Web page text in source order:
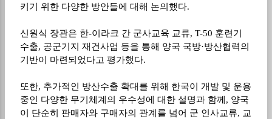
키기 위한 다양한 방안들에 대해 논의했다.
신원식 장관은 한-이라크 간 군사교육 교류, T-50 훈련기
수출, 공군기지 재건사업 등을 통해 양국 국방·방산협력의
기반이 마련되었다고 평가했다.
또한, 추가적인 방산수출 확대를 위해 한국이 개발 및 운용
중인 다양한 무기체계의 우수성에 대한 설명과 함께 , 양국
이 단순히 판매자와 구매자의 관계를 넘어 군 인사교류, 교